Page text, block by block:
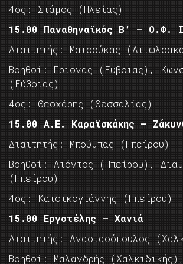
4ος: Στάμος (Ηλείας)
15.00 Παναθηναϊκός Β’ – Ο.Φ.
Διαιτητής: Ματσούκας
Βοηθοί: Πριόνας (Εύβοιας),
(Εύβοιας)
4ος: Θεοχάρης (Θεσσαλίας)
15.00 Α.Ε. Καραϊσκάκης –
Διαιτητής: Μπούμπας (Ηπείρου)
Βοηθοί: Λιόντος (Ηπείρου),
(Ηπείρου)
4ος: Κατσικογιάννης (Ηπείρου)
15.00 Εργοτέλης – Χανιά
Διαιτητής: Αναστασόπουλος
Βοηθοί: Μαλανδρής